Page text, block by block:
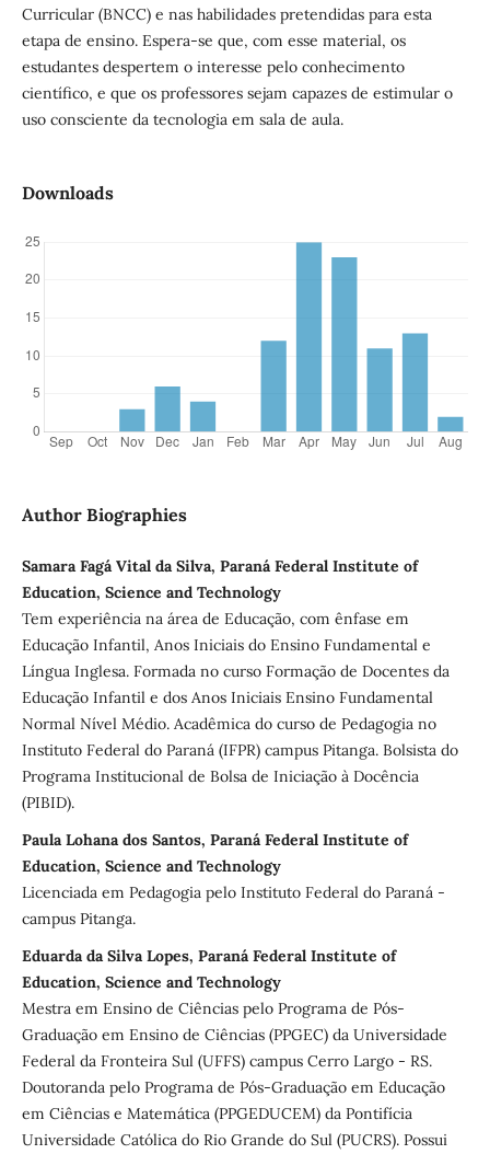
Curricular (BNCC) e nas habilidades pretendidas para esta
etapa de ensino. Espera-se que, com esse material, os
estudantes despertem o interesse pelo conhecimento
científico, e que os professores sejam capazes de estimular o
uso consciente da tecnologia em sala de aula.
Downloads
Author Biographies
Samara Fagá Vital da Silva, Paraná Federal Institute of
Education, Science and Technology
Tem experiência na área de Educação, com ênfase em
Educação Infantil, Anos Iniciais do Ensino Fundamental e
Língua Inglesa. Formada no curso Formação de Docentes da
Educação Infantil e dos Anos Iniciais Ensino Fundamental
Normal Nível Médio. Acadêmica do curso de Pedagogia no
Instituto Federal do Paraná (IFPR) campus Pitanga. Bolsista do
Programa Institucional de Bolsa de Iniciação à Docência
(PIBID).
Paula Lohana dos Santos, Paraná Federal Institute of
Education, Science and Technology
Licenciada em Pedagogia pelo Instituto Federal do Paraná -
campus Pitanga.
Eduarda da Silva Lopes, Paraná Federal Institute of
Education, Science and Technology
Mestra em Ensino de Ciências pelo Programa de Pós-
Graduação em Ensino de Ciências (PPGEC) da Universidade
Federal da Fronteira Sul (UFFS) campus Cerro Largo - RS.
Doutoranda pelo Programa de Pós-Graduação em Educação
em Ciências e Matemática (PPGEDUCEM) da Pontifícia
Universidade Católica do Rio Grande do Sul (PUCRS). Possui